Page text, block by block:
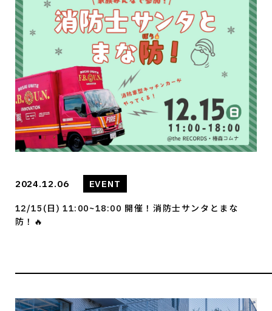
2024.12.06 EVENT
12/15(日) 11:00~18:00 開催！消防士サンタとまな
防！🔥